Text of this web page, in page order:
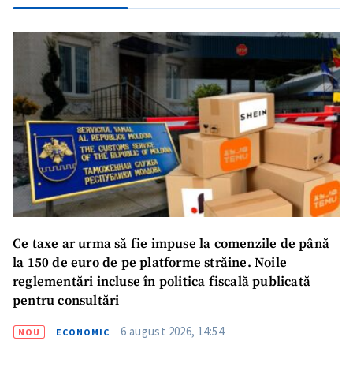
Ce taxe ar urma să fie impuse la comenzile de până
la 150 de euro de pe platforme străine. Noile
reglementări incluse în politica fiscală publicată
pentru consultări
NOU ECONOMIC 6 august 2026, 14:54
ȘTIREA MEA
Titlu știre+ Adaugă titlu
Fotografie
+ Încarcă imagine
Link media
+ Link media